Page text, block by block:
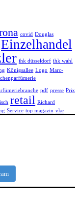
covid Douglas
Einzelhandel
ihk düsseldorf ihk wahl
Königsallee Logo Marc-
pdf presse Prix
retail Richard
Service top magazin vke